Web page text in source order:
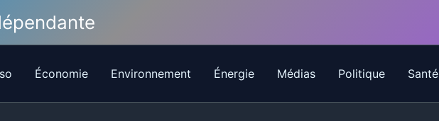
Économie Environnement Énergie Médias Politique Santé